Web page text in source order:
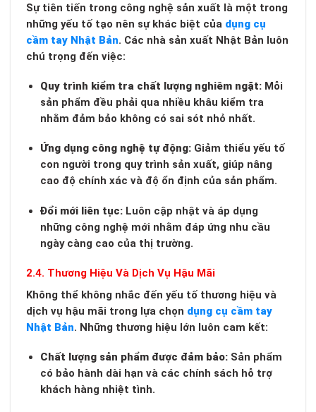
Sự tiên tiến trong công nghệ sản xuất là một trong
những yếu tố tạo nên sự khác biệt của dụng cụ
cầm tay Nhật Bản. Các nhà sản xuất Nhật Bản luôn
chú trọng đến việc:
Quy trình kiểm tra chất lượng nghiêm ngặt:Mỗi
sản phẩm đều phải qua nhiều khâu kiểm tra
nhằm đảm bảo không có sai sót nhỏ nhất.
Ứng dụng công nghệ tự động:Giảm thiểu yếu tố
con người trong quy trình sản xuất, giúp nâng
cao độ chính xác và độ ổn định của sản phẩm.
Đổi mới liên tục:Luôn cập nhật và áp dụng
những công nghệ mới nhằm đáp ứng nhu cầu
ngày càng cao của thị trường.
2.4. Thương Hiệu Và Dịch Vụ Hậu Mãi
Không thể không nhắc đến yếu tố thương hiệu và
dịch vụ hậu mãi trong lựa chọn dụng cụ cầm tay
Nhật Bản. Những thương hiệu lớn luôn cam kết:
Chất lượng sản phẩm được đảm bảo:Sản phẩm
có bảo hành dài hạn và các chính sách hỗ trợ
khách hàng nhiệt tình.